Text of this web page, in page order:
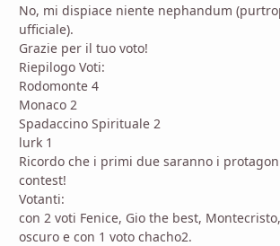
No, mi dispiace niente nephandum
ufficiale).
Grazie per il tuo voto!
Riepilogo Voti:
Rodomonte 4
Monaco 2
Spadaccino Spirituale 2
lurk 1
Ricordo che i primi due saranno i
contest!
Votanti:
con 2 voti Fenice, Gio the best,
oscuro e con 1 voto chacho2.